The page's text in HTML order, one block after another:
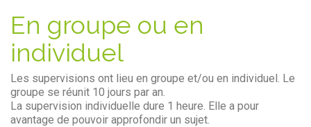
En groupe ou en
individuel
Les supervisions ont lieu en groupe et/ou en individuel. Le
groupe se réunit 10 jours par an.
La supervision individuelle dure 1 heure. Elle a pour
avantage de pouvoir approfondir un sujet.